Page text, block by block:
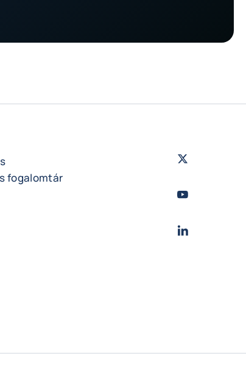
fogalomtár
Twitter
Youtube
LinkedIn